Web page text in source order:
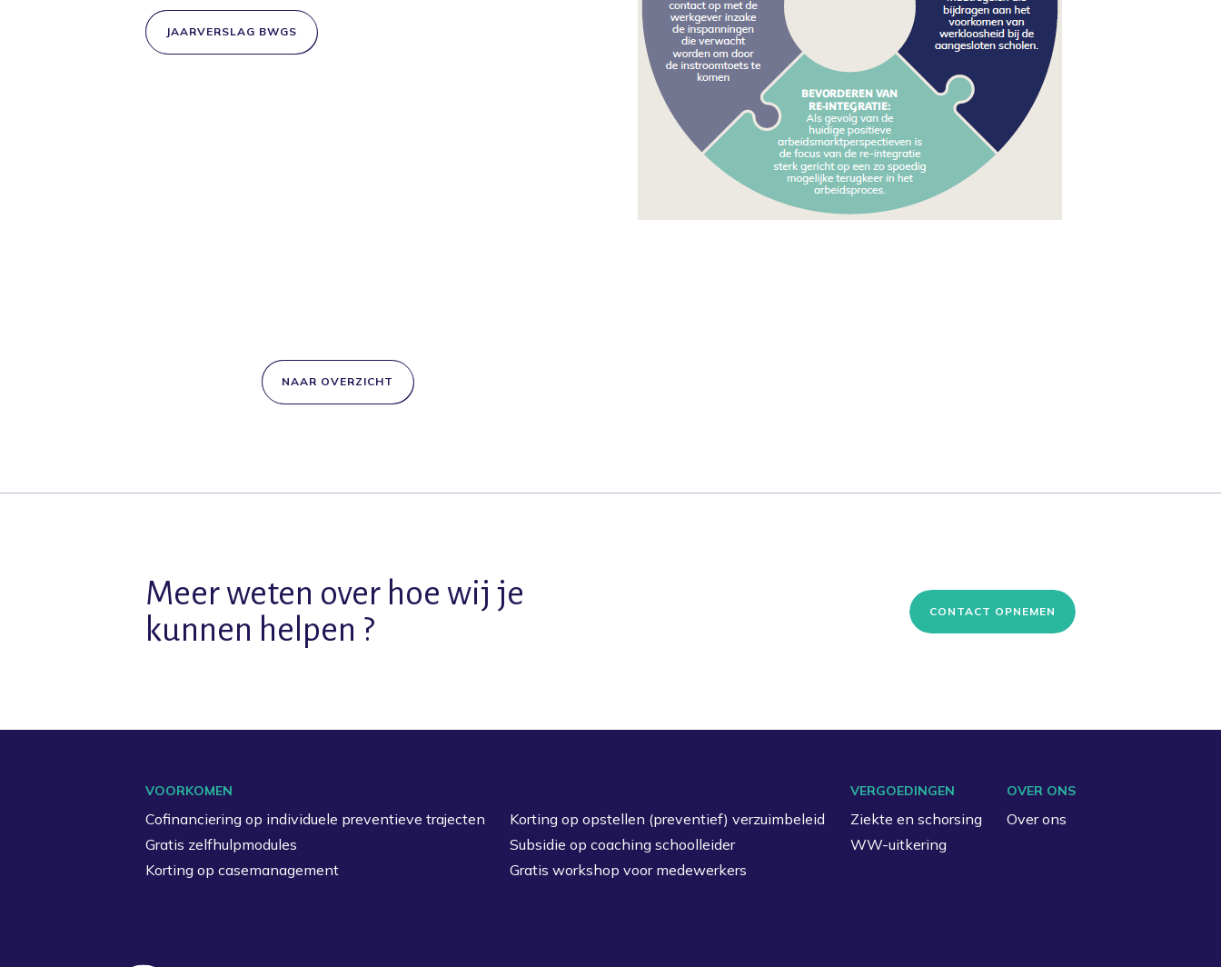
JAARVERSLAG BWGS
NAAR OVERZICHT
Meer weten over hoe wij je
kunnen helpen ?
CONTACT OPNEMEN
VOORKOMEN
Cofinanciering op individuele preventieve trajecten
Gratis zelfhulpmodules
Korting op casemanagement
Korting op opstellen (preventief) verzuimbeleid
Subsidie op coaching schoolleider
Gratis workshop voor medewerkers
VERGOEDINGEN
Ziekte en schorsing
WW-uitkering
OVER ONS
Over ons